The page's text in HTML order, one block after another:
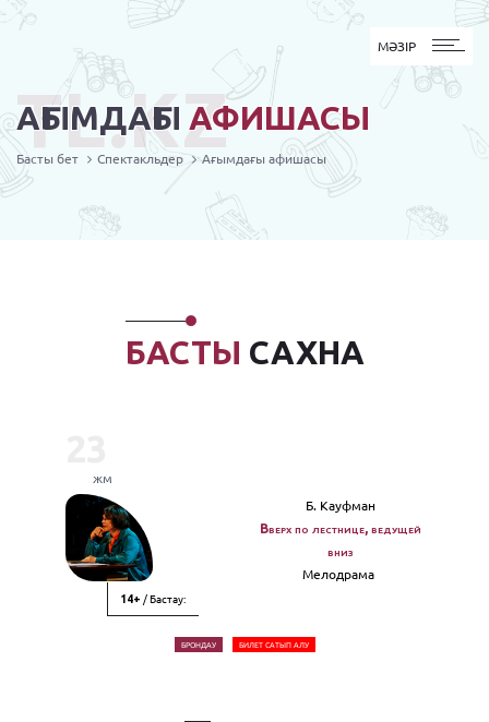
MӘЗІР
МӘЗІР
АҒЫМДАҒЫ АФИШАСЫ
TL.KZ
Басты бет Спектакльдер Ағымдағы афишасы
БАСТЫ САХНА
жм
14+ / Бастау:
Б. Кауфман
Вверх по лестнице, ведущей
вниз
Мелодрама
БРОНДАУ БИЛЕТ САТЫП АЛУ